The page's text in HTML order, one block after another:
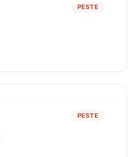
PESTE
PESTE